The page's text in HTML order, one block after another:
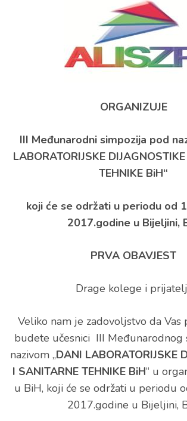
ORGANIZUJE
III Međunarodni simpozija pod
LABORATORIJSKE
TEHNIKE BiH“
koji će se održati u periodu od
2017.godine u Bijeljini,
PRVA OBAVJEST
Drage kolege i
Veliko nam je zadovoljstvo da Vas
budete učesnici III Međunarodnog
nazivom „DANI LABORATORIJSKE
I SANITARNE TEHNIKE BiH“ u
u BiH, koji će se održati u periodu
2017.godine u Bijeljini,